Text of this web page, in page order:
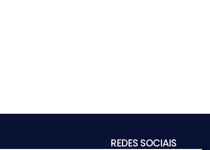
REDES SOCIAIS